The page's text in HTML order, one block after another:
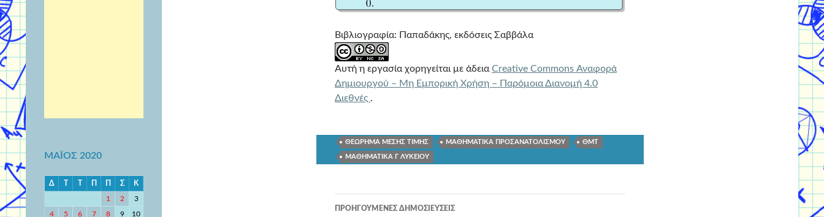
Βιβλιογραφία: Παπαδάκης, εκδόσεις Σαββάλα
Αυτή η εργασία χορηγείται με άδειαCreative Commons Αναφορά
Δημιουργού – Μη Εμπορική Χρήση – Παρόμοια Διανομή 4.0
Διεθνές .
ΘΕΩΡΗΜΑ ΜΕΣΗΣ ΤΙΜΗΣ ΜΑΘΗΜΑΤΙΚΑ ΠΡΟΣΑΝΑΤΟΛΙΣΜΟΥ ΘΜΤ
ΜΑΘΗΜΑΤΙΚΑ Γ ΛΥΚΕΙΟΥ
Πλοήγηση
ΠΡΟΗΓΟΎΜΕΝΕΣ ΔΗΜΟΣΙΕΎΣΕΙΣ
ΜΆΙΟΣ 2020
Δ Τ Τ Π Π Σ Κ
1 2 3
4 5 6 7 8 9 10